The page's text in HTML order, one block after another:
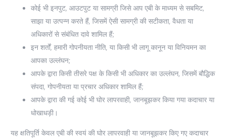
कोई भी इनपुट, आउटपुट या सामग्री जिसे आप एबी के माध्यम से सबमिट,
साझा या उत्पन्न करते हैं, जिसमें ऐसी सामग्री की सटीकता, वैधता या
अधिकारों से संबंधित दावे शामिल हैं;
इन शर्तों, हमारी गोपनीयता नीति, या किसी भी लागू कानून या विनियमन का
आपका उल्लंघन;
आपके द्वारा किसी तीसरे पक्ष के किसी भी अधिकार का उल्लंघन, जिसमें बौद्धिक
संपदा, गोपनीयता या प्रचार अधिकार शामिल हैं;
आपके द्वारा की गई कोई भी घोर लापरवाही, जानबूझकर किया गया कदाचार या
धोखाधड़ी।
यह क्षतिपूर्ति केवल एबी की स्वयं की घोर लापरवाही या जानबूझकर किए गए कदाचार